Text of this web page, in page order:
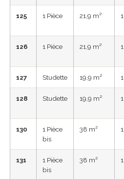
125 1 Pièce 21,9 m² 1
126 1 Pièce 21,9 m² 1
127 Studette 19,9 m² 1
128 Studette 19,9 m² 1
130
1 Pièce
bis
38 m² 1
131
1 Pièce
bis
38 m² 1